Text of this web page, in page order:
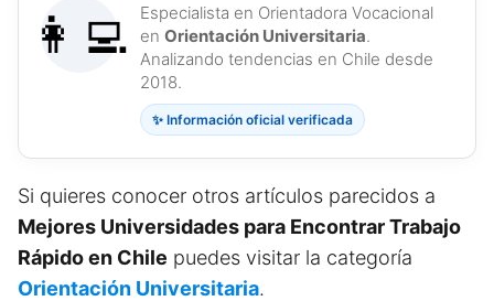
👩‍💻
Especialista en Orientadora Vocacional
en Orientación Universitaria.
Analizando tendencias en Chile desde
2018.
✨ Información oficial verificada
Si quieres conocer otros artículos parecidos a
Mejores Universidades para Encontrar Trabajo
Rápido en Chile puedes visitar la categoría
Orientación Universitaria.